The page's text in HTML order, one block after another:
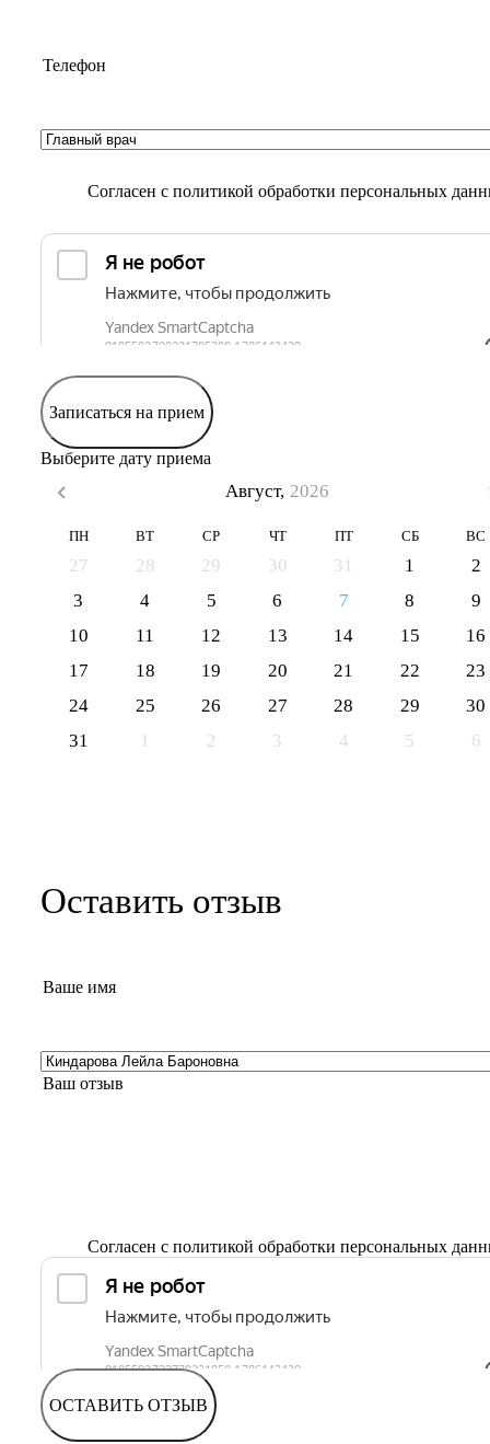
Согласен с политикой обработки персональных
Записаться на прием
Выберите дату приема
Август, 2026
ПН ВТ СР ЧТ ПТ СБ ВС
27 28 29 30 31 1
2
3
4 5 6 7 8
9
10
11 12 13 14 15
16
17
18 19 20 21 22
23
24
25 26 27 28 29
30
31
1 2 3 4 5 6
Оставить отзыв
Согласен с политикой обработки персональных
ОСТАВИТЬ ОТЗЫВ